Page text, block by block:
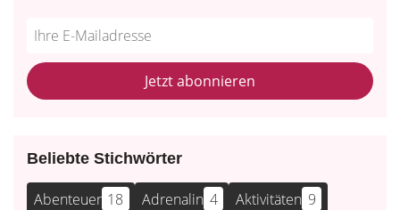
Do
fill
this
*Ihre
Mailadresse:
Jetzt abonnieren
Beliebte Stichwörter
Abenteuer 18 Adrenalin 4 Aktivitäten 9